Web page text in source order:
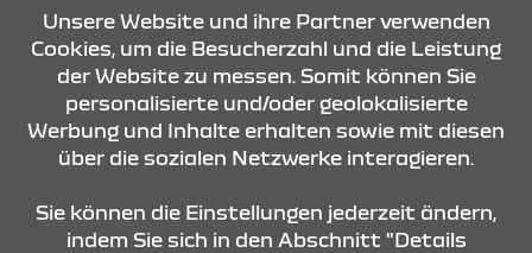
09:00 Uhr - 13:00 Uhr
KONTAKT & ANFAHRT
Unsere Website und ihre Partner verwenden
Cookies, um die Besucherzahl und die Leistung
der Website zu messen. Somit können Sie
personalisierte und/oder geolokalisierte
Werbung und Inhalte erhalten sowie mit diesen
über die sozialen Netzwerke interagieren.
Sie können die Einstellungen jederzeit ändern,
indem Sie sich in den Abschnitt "Details